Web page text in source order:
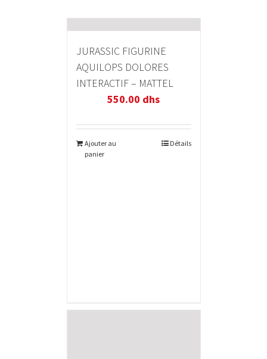
JURASSIC FIGURINE
AQUILOPS DOLORES
INTERACTIF – MATTEL
550.00 dhs
Ajouter au
panier
Détails